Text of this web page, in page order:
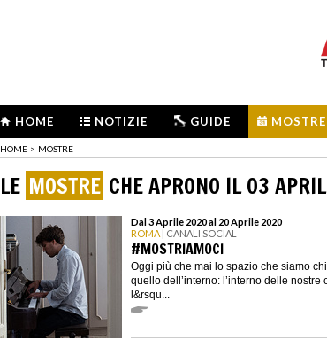
HOME NOTIZIE GUIDE MOSTRE
HOME > MOSTRE
LE MOSTRE CHE APRONO IL 03
Dal 3 Aprile 2020 al 20 Aprile 2020
ROMA | CANALI SOCIAL
#MOSTRIAMOCI
Oggi più che mai lo spazio che siamo
quello dell’interno: l’interno delle nostre
l&rsqu...